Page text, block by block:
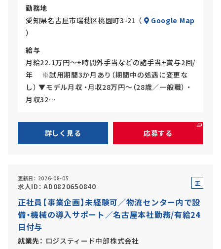
勤務地
愛知県名古屋市瑞穂区桃園町3-21 （
Google Map
）
給与
月給22.1万円～+時間外手当などの諸手当+賞与2回/
年 ※試用期間3か月あり（期間中の処遇に変更な
し） ▼モデル月収 ・月収28万円～（28歳／一般職） ・
月収32…
詳しく見る 応募する
更新日 2026-08-05
求人ID AD0820650840
正
員
正社員【事業企画】未経験可／物流センター内で設
備・機械の導入サポート／名古屋本社勤務/有給24
日付与
就業先 ロジスティード中部株式会社